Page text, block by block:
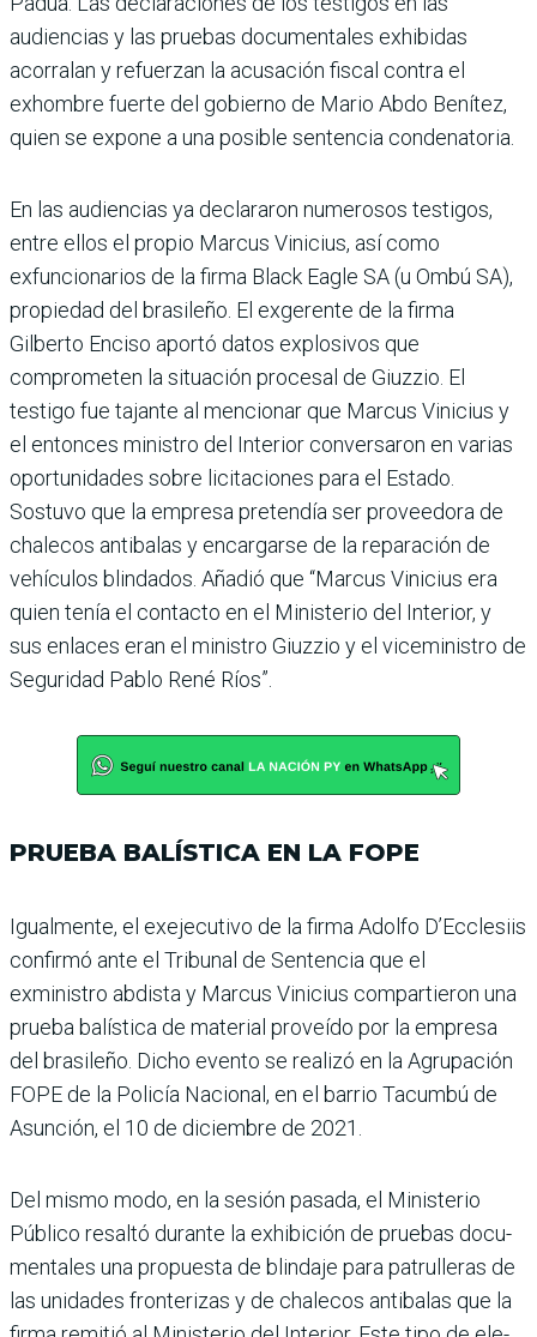
audiencias y las pruebas docu­mentales exhibidas
acorralan y refuerzan la acusación fiscal contra el
exhombre fuerte del gobierno de Mario Abdo Bení­tez,
quien se expone a una posi­ble sentencia condenatoria.
En las audiencias ya declara­ron numerosos testigos,
entre ellos el propio Marcus Vini­cius, así como
exfuncionarios de la firma Black Eagle SA (u Ombú SA),
propiedad del bra­sileño. El exgerente de la firma
Gilberto Enciso aportó datos explosivos que
comprome­ten la situación procesal de Giuzzio. El
testigo fue tajante al mencionar que Marcus Vini­cius y
el entonces ministro del Interior conversaron en varias
oportunidades sobre licitacio­nes para el Estado.
Sostuvo que la empresa pretendía ser pro­veedora de
chalecos antibalas y encargarse de la reparación de
vehículos blindados. Añadió que “Marcus Vinicius era
quien tenía el contacto en el Minis­terio del Interior, y
sus enla­ces eran el ministro Giuzzio y el viceministro de
Seguridad Pablo René Ríos”.
PRUEBA BALÍSTICA EN LA FOPE
Igualmente, el exejecutivo de la firma Adolfo D’Eccle­siis
confirmó ante el Tri­bunal de Sentencia que el
exministro abdista y Mar­cus Vinicius compartieron una
prueba balística de mate­rial proveído por la empresa
del brasileño. Dicho evento se realizó en la Agrupación
FOPE de la Policía Nacio­nal, en el barrio Tacumbú de
Asunción, el 10 de diciembre de 2021.
Del mismo modo, en la sesión pasada, el Ministe­rio
Público resaltó durante la exhibición de pruebas docu­
mentales una propuesta de blindaje para patrulleras de
las unidades fronterizas y de chalecos antibalas que la